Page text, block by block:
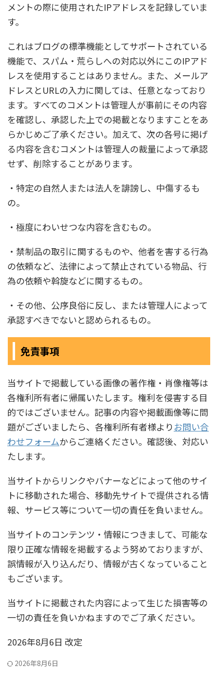
メントの際に使用されたIPアドレスを記録していま
す。
これはブログの標準機能としてサポートされている
機能で、スパム・荒らしへの対応以外にこのIPアド
レスを使用することはありません。また、メールア
ドレスとURLの入力に関しては、任意となっており
ます。すべてのコメントは管理人が事前にその内容
を確認し、承認した上での掲載となりますことをあ
らかじめご了承ください。加えて、次の各号に掲げ
る内容を含むコメントは管理人の裁量によって承認
せず、削除することがあります。
・特定の自然人または法人を誹謗し、中傷するも
の。
・極度にわいせつな内容を含むもの。
・禁制品の取引に関するものや、他者を害する行為
の依頼など、法律によって禁止されている物品、行
為の依頼や斡旋などに関するもの。
・その他、公序良俗に反し、または管理人によって
承認すべきでないと認められるもの。
免責事項
当サイトで掲載している画像の著作権・肖像権等は
各権利所有者に帰属いたします。権利を侵害する目
的ではございません。記事の内容や掲載画像等に問
題がございましたら、各権利所有者様よりお問い合
わせフォームからご連絡ください。確認後、対応い
たします。
当サイトからリンクやバナーなどによって他のサイ
トに移動された場合、移動先サイトで提供される情
報、サービス等について一切の責任を負いません。
当サイトのコンテンツ・情報につきまして、可能な
限り正確な情報を掲載するよう努めておりますが、
誤情報が入り込んだり、情報が古くなっていること
もございます。
当サイトに掲載された内容によって生じた損害等の
一切の責任を負いかねますのでご了承ください。
2026年8月6日 改定
2026年8月6日